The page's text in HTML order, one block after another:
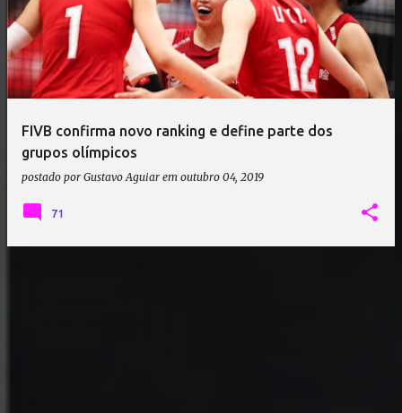
s
t
a
g
FIVB confirma novo ranking e define parte dos
grupos olímpicos
postado por Gustavo Aguiar em outubro 04, 2019
71